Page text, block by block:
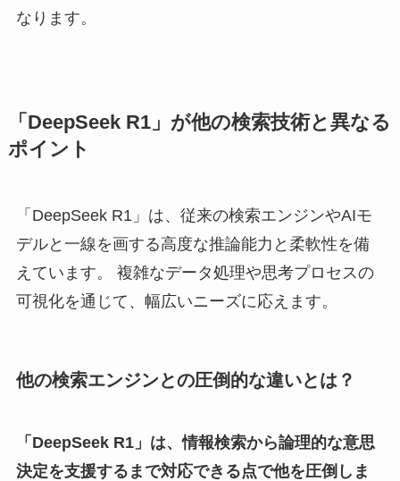
なります。
「DeepSeek R1」が他の検索技術と異なる
ポイント
「DeepSeek R1」は、従来の検索エンジンやAIモ
デルと一線を画する高度な推論能力と柔軟性を備
えています。 複雑なデータ処理や思考プロセスの
可視化を通じて、幅広いニーズに応えます。
他の検索エンジンとの圧倒的な違いとは？
「DeepSeek R1」は、情報検索から論理的な意思
決定を支援するまで対応できる点で他を圧倒しま